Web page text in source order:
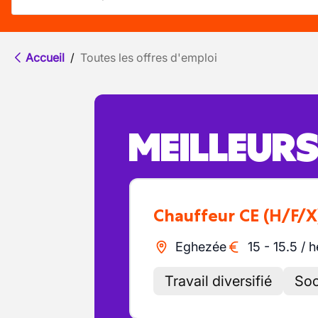
Accueil / Toutes les offres d'emploi
Chauffeur CE (H/F/
Eghezée 15 - 15.5 /
Travail diversifié